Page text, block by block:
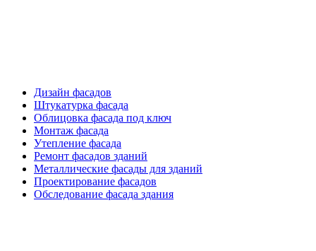
Дизайн фасадов
Штукатурка фасада
Облицовка фасада под ключ
Монтаж фасада
Утепление фасада
Ремонт фасадов зданий
Металлические фасады для зданий
Проектирование фасадов
Обследование фасада здания